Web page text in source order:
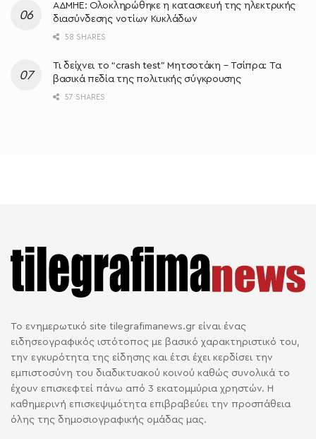
ΑΔΜΗΕ: Ολοκληρώθηκε η κατασκευή της ηλεκτρικής
διασύνδεσης νοτίων Κυκλάδων
58 SHARES
Τι δείχνει το “crash test” Μητσοτάκη – Τσίπρα: Τα
βασικά πεδία της πολιτικής σύγκρουσης
57 SHARES
Το ενημερωτικό site tilegrafimanews.gr είναι ένας
ειδησεογραφικός ιστότοπος με βασικό χαρακτηριστικό του,
την εγκυρότητα της είδησης και έτσι έχει κερδίσει την
εμπιστοσύνη του διαδικτυακού κοινού καθώς συνολικά το
έχουν επισκεφτεί πάνω από 3 εκατομμύρια χρηστών. Η
καθημερινή επισκεψιμότητα επιβραβεύει την προσπάθεια
όλης της δημοσιογραφικής ομάδας μας.